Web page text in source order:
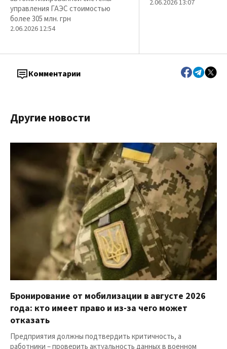
управления ГАЭС стоимостью
более 305 млн. грн
2.06.2026 12:54
2.06.2026 13:07
Комментарии
Другие новости
Бронирование от мобилизации в августе 2026
года: кто имеет право и из-за чего может
отказать
Предприятия должны подтвердить критичность, а
работники – проверить актуальность данных в военном